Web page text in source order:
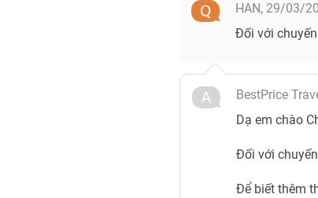
HAN, 29/03/
Đối với
BestPrice
Dạ em chào
Đối với
Để biết thêm